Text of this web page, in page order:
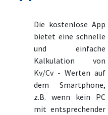
Die kostenlose App
bietet eine schnelle
und einfache
Kalkulation von
Kv/Cv - Werten auf
dem Smartphone,
z.B. wenn kein PC
mit entsprechender